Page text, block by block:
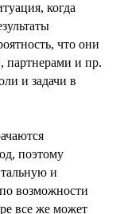
когда
что они
партнерами и пр.
и задачи в
поэтому
и
возможности
все же может